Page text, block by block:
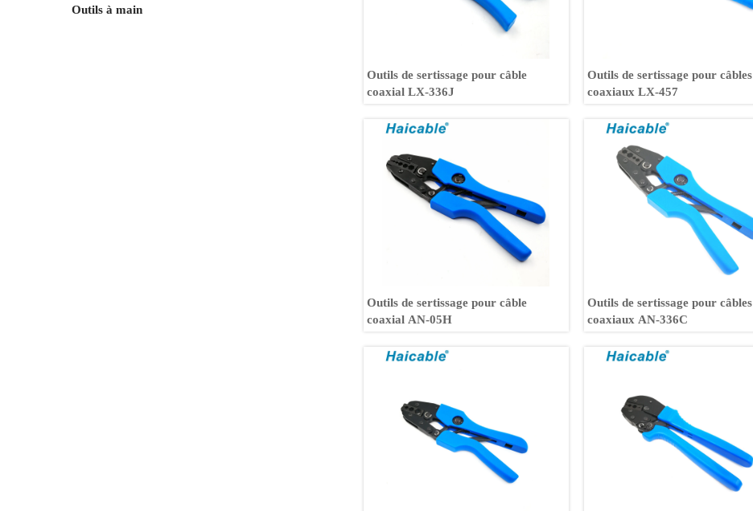
Outils à main
Outils de sertissage pour câble
coaxial LX-336J
Outils de sertissage pour câbles
coaxiaux LX-457
Outils de sertissage pour câble
coaxial AN-05H
Outils de sertissage pour câbles
coaxiaux AN-336C